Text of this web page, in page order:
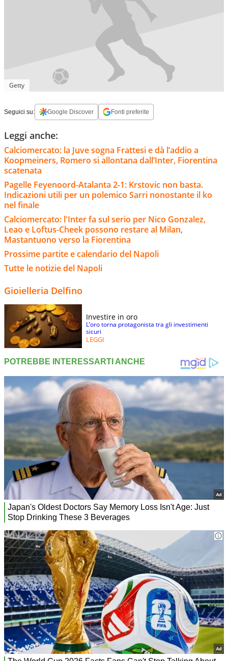
Getty
Seguici su: Google Discover Fonti preferite
Leggi anche:
Calciomercato: la Juve sogna Frattesi e dà l’addio a
Koopmeiners, Romero si allontana dall’Inter, Fiorentina
scatenata
Pagelle Feyenoord-Atalanta 2-1: Krstovic non basta.
Indicazioni utili per un polemico Sarri nonostante il ko
nel finale
Calciomercato: l'Inter fa sul serio per Nico Gonzalez,
Leao e Loftus-Cheek possono restare al Milan,
Mastantuono verso la Fiorentina
Prossime partite e calendario del Napoli
Tutte le notizie del Napoli
Gioielleria Delfino
Investire in oro
L’oro torna protagonista tra gli investimenti
sicuri
LEGGI